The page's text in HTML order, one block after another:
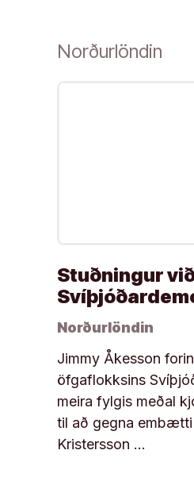
Norðurlöndin
Stuðningur
Norðurlöndin
Jimmy Åkesson
öfgaflokksins
meira fylgis meðal
til að gegna
Kristersson …